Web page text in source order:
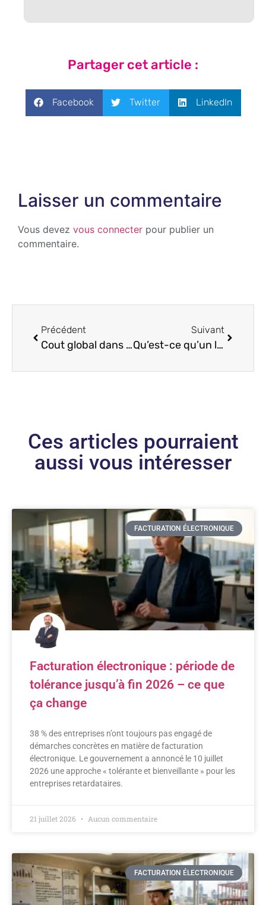
Partager cet article :
Facebook Twitter LinkedIn
Laisser un commentaire
Vous devez vous connecter pour publier un
commentaire.
Précédent
Cout global dans les projets de construction : un besoin necessaire ; qu’en pensez-vous ?
Suivant
Qu’est-ce qu’un logiciel d’étude de prix et comment le choisir ?
Ces articles pourraient
aussi vous intéresser
FACTURATION ÉLECTRONIQUE
Facturation électronique : période de
tolérance jusqu’à fin 2026 – ce que
ça change
38 % des entreprises n’ont toujours pas engagé de
démarches concrètes en matière de facturation
électronique. Le gouvernement a annoncé le 10 juillet
2026 une approche « tolérante et bienveillante » pour les
entreprises retardataires.
21 juillet 2026 Aucun commentaire
FACTURATION ÉLECTRONIQUE